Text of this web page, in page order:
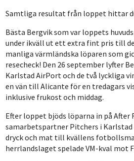
Samtliga resultat från loppet hittar
Bästa Bergvik som var loppets
under ikväll ut ett extra fint pris till
manliga värmländska löparen som
resecheck! Den 26 september lyfter
Karlstad AirPort och de två lyckliga
en vän till Alicante för en tredagars
inklusive frukost och middag.
Efter loppet bjöds löparna in på After
samarbetspartner Pitchers i
dryck och mat till kvällens
herrlandslaget spelade VM-kval mot